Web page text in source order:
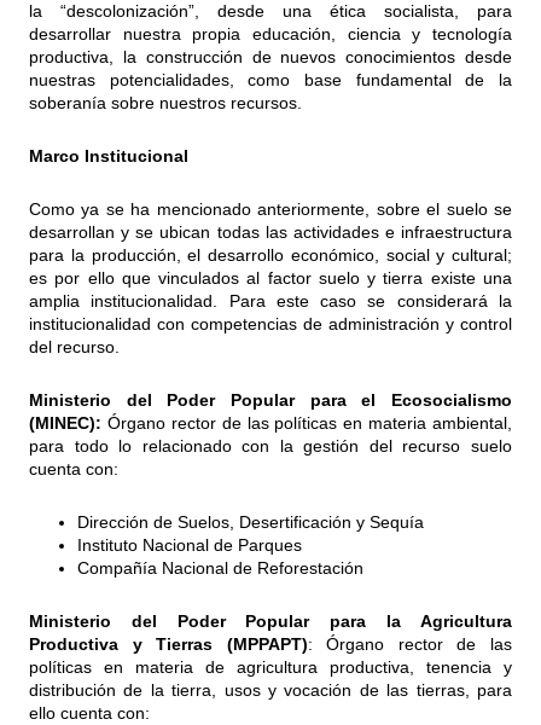
la “descolonización”, desde una ética socialista, para
desarrollar nuestra propia educación, ciencia y tecnología
productiva, la construcción de nuevos conocimientos desde
nuestras potencialidades, como base fundamental de la
soberanía sobre nuestros recursos.
Marco Institucional
Como ya se ha mencionado anteriormente, sobre el suelo se
desarrollan y se ubican todas las actividades e infraestructura
para la producción, el desarrollo económico, social y cultural;
es por ello que vinculados al factor suelo y tierra existe una
amplia institucionalidad. Para este caso se considerará la
institucionalidad con competencias de administración y control
del recurso.
Ministerio del Poder Popular para el Ecosocialismo
(MINEC): Órgano rector de las políticas en materia ambiental,
para todo lo relacionado con la gestión del recurso suelo
cuenta con:
Dirección de Suelos, Desertificación y Sequía
Instituto Nacional de Parques
Compañía Nacional de Reforestación
Ministerio del Poder Popular para la Agricultura
Productiva y Tierras (MPPAPT): Órgano rector de las
políticas en materia de agricultura productiva, tenencia y
distribución de la tierra, usos y vocación de las tierras, para
ello cuenta con: